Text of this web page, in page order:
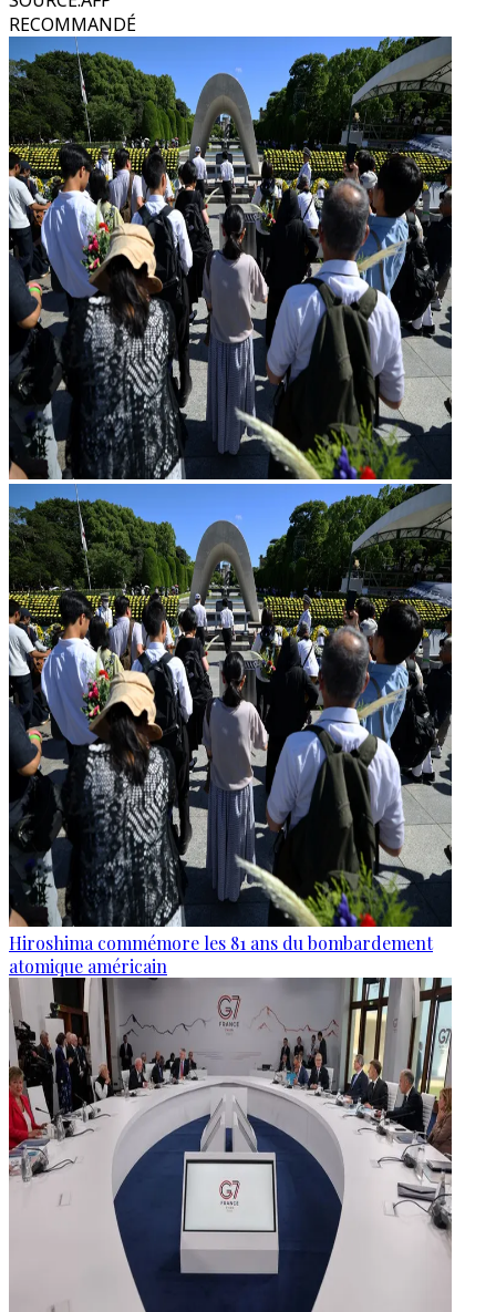
RECOMMANDÉ
Hiroshima commémore les 81 ans du bombardement
atomique américain